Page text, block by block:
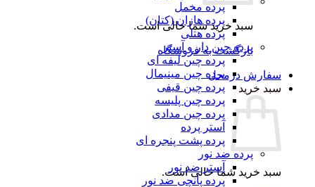
سبد خرید شما خالی است.
بازگشت به فروشگاه
سفارش درمحل
سبد خرید
سبد خرید شما خالی است.
پرده مخمل
پرده هازان (کتان)
پرده هتلی
پرده چین دار و آستر
پرده چین لیفه ای
پرده چین مینیمال
پرده چین قیفی
پرده چین پلیسه
پرده چین مدادی
آستر پرده
پرده پشت پنجره ای
پرده ضد نور
آستر ضد نور
پرده پانچی ضد نور